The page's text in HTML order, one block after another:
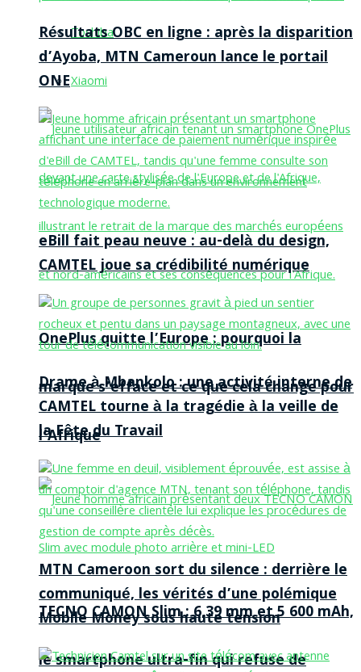
Toshiba
Xiaomi
OnePlus quitte l’Europe : pourquoi la
marque s’efface et ce que cela change pour
l’Afrique
TECNO CAMON Slim : 6,39 mm et 5 600 mAh,
le smartphone ultra-fin qui refuse de
Résultats OBC en ligne : après la disparition
d’Ayoba, MTN Cameroun lance le portail
ONE
eBill fait peau neuve : au-delà du design,
CAMTEL joue sa crédibilité numérique
Drame à Mbankolo : une activité interne de
CAMTEL tourne à la tragédie à la veille de
la Fête du Travail
MTN Cameroon sort du silence : derrière le
communiqué, les vérités d’une polémique
Mobile Money sous haute tension